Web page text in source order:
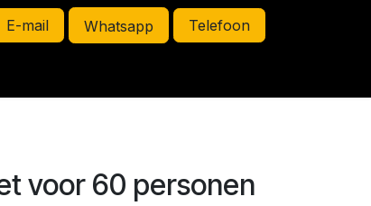
E-mail Whatsapp Telefoon
voor 60 personen